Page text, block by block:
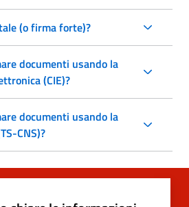
(o firma forte)?
documenti usando la
(CIE)?
documenti usando la
CNS)?